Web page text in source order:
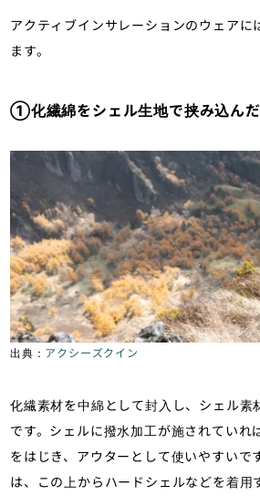
アクティブインサレーションのウェアに
ます。
①化繊綿をシェル生地で挟み込ん
出典： アクシーズクイン
化繊素材を中綿として封入し、シェル素
です。シェルに撥水加工が施されていれ
をはじき、アウターとして使いやすいで
は、この上からハードシェルなどを着用